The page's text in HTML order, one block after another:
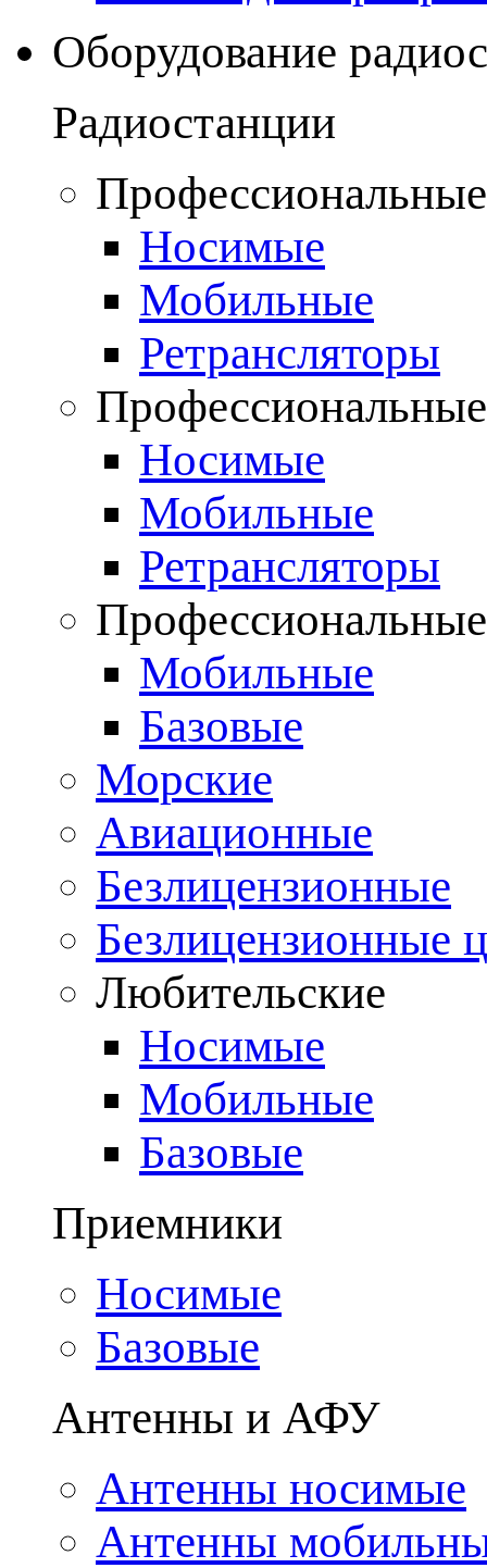
Оборудование
Радиостанции
Носимые
Мобильные
Ретрансляторы
Носимые
Мобильные
Ретрансляторы
Мобильные
Базовые
Морские
Авиационные
Безлицензионные
Безлицензионные
Любительские
Носимые
Мобильные
Базовые
Приемники
Носимые
Базовые
Антенны и АФУ
Антенны носимые
Антенны